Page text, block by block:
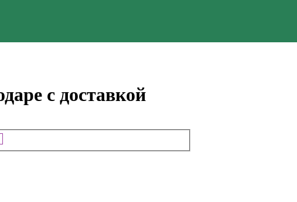
с доставкой